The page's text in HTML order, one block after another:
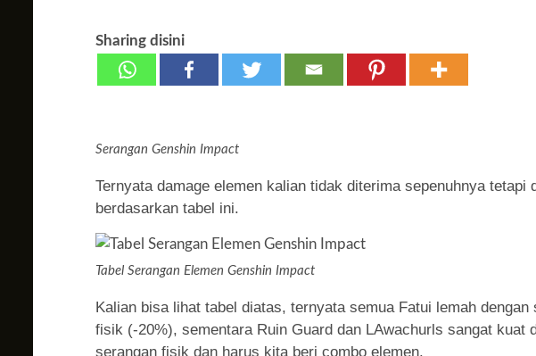
Sharing disini
Serangan Genshin Impact
Ternyata damage elemen kalian tidak diterima sepenuhnya tetapi
berdasarkan tabel ini.
Tabel Serangan Elemen Genshin Impact
Kalian bisa lihat tabel diatas, ternyata semua Fatui lemah dengan
fisik (-20%), sementara Ruin Guard dan LAwachurls sangat kuat
serangan fisik dan harus kita beri combo elemen.